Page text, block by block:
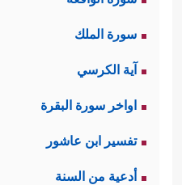
سورة الملك
آية الكرسي
اواخر سورة البقرة
تفسير ابن عاشور
أدعية من السنة